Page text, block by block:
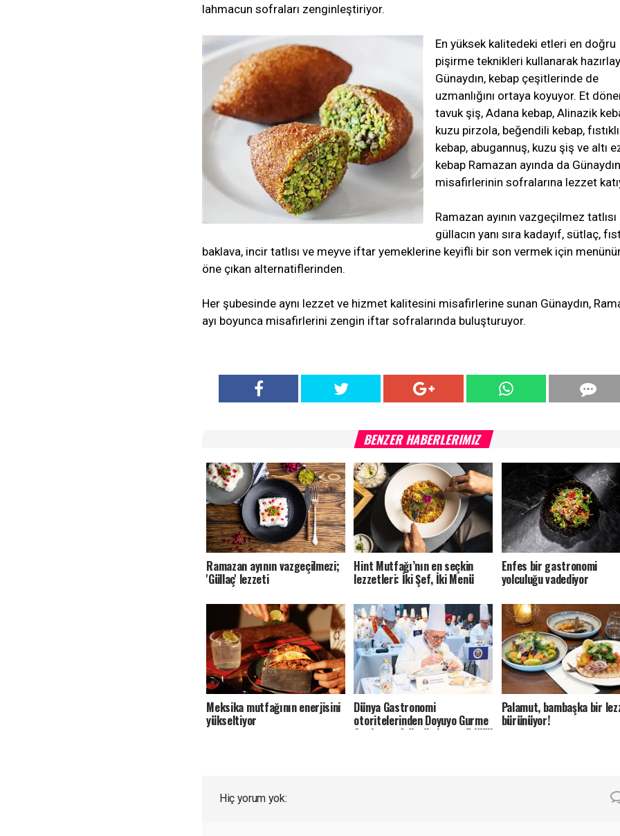
lahmacun sofraları zenginleştiriyor.
En yüksek kalitedeki etleri en doğru
pişirme teknikleri kullanarak
Günaydın, kebap çeşitlerinde de
uzmanlığını ortaya koyuyor. Et
tavuk şiş, Adana kebap, Alinazik
kuzu pirzola, beğendili kebap, fıstıklı
kebap, abugannuş, kuzu şiş ve altı
kebap Ramazan ayında da Günaydın
misafirlerinin sofralarına lezzet
Ramazan ayının vazgeçilmez tatlısı
güllacın yanı sıra kadayıf, sütlaç,
baklava, incir tatlısı ve meyve iftar yemeklerine keyifli bir son vermek için
öne çıkan alternatiflerinden.
Her şubesinde aynı lezzet ve hizmet kalitesini misafirlerine sunan Günaydın,
ayı boyunca misafirlerini zengin iftar sofralarında buluşturuyor.
BENZER HABERLERIMIZ
Ramazan ayının vazgeçilmezi;
'Güllaç' lezzeti
Hint Mutfağı’nın en seçkin
lezzetleri: İki Şef, İki Menü
Enfes bir gastronomi
yolculuğu vadediyor
Meksika mutfağının enerjisini
yükseltiyor
Dünya Gastronomi
otoritelerinden Doyuyo Gurme
Soslarına 2 üstün lezzet ödülü!
Palamut, bambaşka bir
bürünüyor!
Hiç yorum yok: